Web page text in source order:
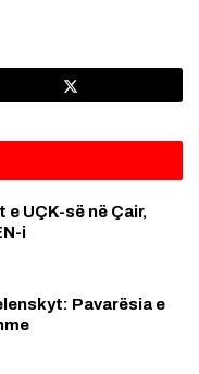
UÇK-së në Çair,
i
Pavarësia e